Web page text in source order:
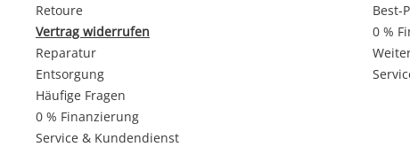
Retoure
Vertrag widerrufen
Reparatur
Entsorgung
Häufige Fragen
0 % Finanzierung
Service & Kundendienst
Best-
0 %